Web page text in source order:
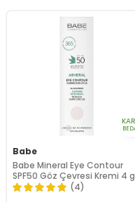
Babe
Babe Mineral Eye Contour
SPF50 Göz Çevresi Kremi 4
(4)